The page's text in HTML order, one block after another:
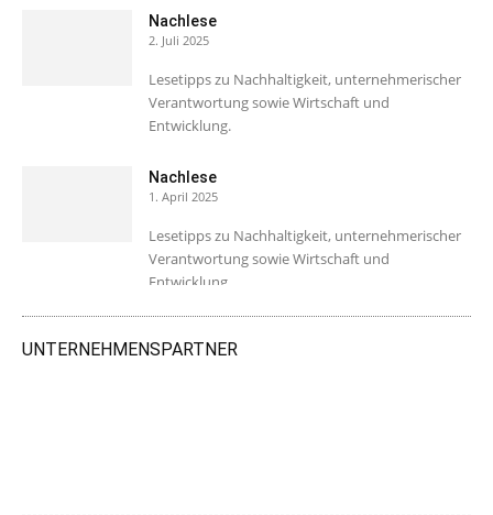
Nachlese
2. Juli 2025
Lesetipps zu Nachhaltigkeit, unternehmerischer
Verantwortung sowie Wirtschaft und
Entwicklung.
Nachlese
1. April 2025
Lesetipps zu Nachhaltigkeit, unternehmerischer
Verantwortung sowie Wirtschaft und
Entwicklung.
UNTERNEHMENSPARTNER